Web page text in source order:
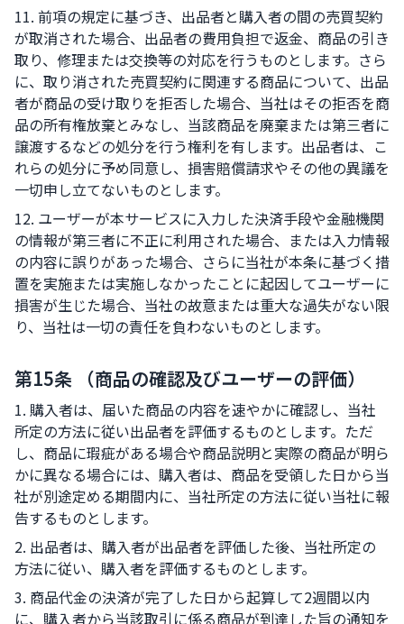
11. 前項の規定に基づき、出品者と購入者の間の売買契約
が取消された場合、出品者の費用負担で返金、商品の引き
取り、修理または交換等の対応を行うものとします。さら
に、取り消された売買契約に関連する商品について、出品
者が商品の受け取りを拒否した場合、当社はその拒否を商
品の所有権放棄とみなし、当該商品を廃棄または第三者に
譲渡するなどの処分を行う権利を有します。出品者は、こ
れらの処分に予め同意し、損害賠償請求やその他の異議を
一切申し立てないものとします。
12. ユーザーが本サービスに入力した決済手段や金融機関
の情報が第三者に不正に利用された場合、または入力情報
の内容に誤りがあった場合、さらに当社が本条に基づく措
置を実施または実施しなかったことに起因してユーザーに
損害が生じた場合、当社の故意または重大な過失がない限
り、当社は一切の責任を負わないものとします。
第15条 （商品の確認及びユーザーの評価）
1. 購入者は、届いた商品の内容を速やかに確認し、当社
所定の方法に従い出品者を評価するものとします。ただ
し、商品に瑕疵がある場合や商品説明と実際の商品が明ら
かに異なる場合には、購入者は、商品を受領した日から当
社が別途定める期間内に、当社所定の方法に従い当社に報
告するものとします。
2. 出品者は、購入者が出品者を評価した後、当社所定の
方法に従い、購入者を評価するものとします。
3. 商品代金の決済が完了した日から起算して2週間以内
に、購入者から当該取引に係る商品が到達した旨の通知を